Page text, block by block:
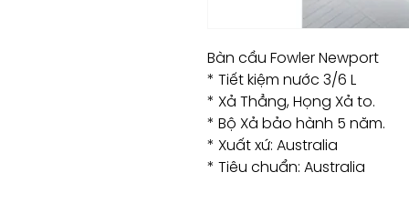
Bàn cầu Fowler Newport
* Tiết kiệm nước 3/6 L
* Xả Thẳng, Họng Xả to.
* Bộ Xả bảo hành 5 năm.
* Xuất xứ: Australia
* Tiêu chuẩn: Australia